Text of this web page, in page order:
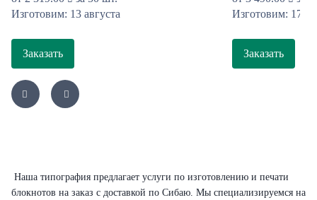
Изготовим: 13 августа
Заказать
Изготовим: 17
Заказать
Наша типография предлагает услуги по изготовлению и печати
блокнотов на заказ с доставкой по Сибаю. Мы специализируемся на